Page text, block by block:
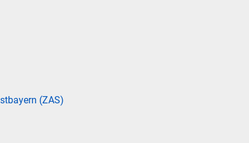
(ZAS)